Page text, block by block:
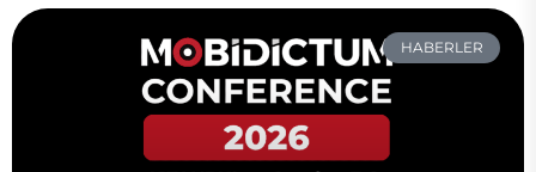
HABERLER